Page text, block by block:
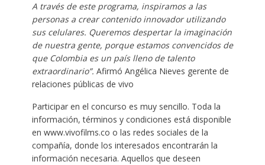
A través de este programa, inspiramos a las
personas a crear contenido innovador utilizando
sus celulares. Queremos despertar la imaginación
de nuestra gente, porque estamos convencidos de
que Colombia es un país lleno de talento
extraordinario”. Afirmó Angélica Nieves gerente de
relaciones públicas de vivo
Participar en el concurso es muy sencillo. Toda la
información, términos y condiciones está disponible
en www.vivofilms.co o las redes sociales de la
compañía, donde los interesados encontrarán la
información necesaria. Aquellos que deseen